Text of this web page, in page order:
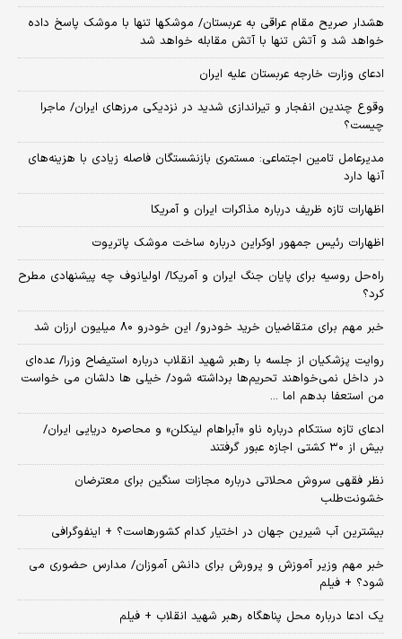
هشدار صریح مقام عراقی به عربستان/ موشکها تنها با موشک پاسخ داده
خواهد شد و آتش تنها با آتش مقابله خواهد شد
ادعای وزارت خارجه عربستان علیه ایران
وقوع چندین انفجار و تیراندازی شدید در نزدیکی مرز‌های ایران/ ماجرا
چیست؟
مدیرعامل تامین اجتماعی: مستمری بازنشستگان فاصله زیادی با هزینه‌های
آنها دارد
اظهارات تازه ظریف درباره مذاکرات ایران و آمریکا
اظهارات رئیس جمهور اوکراین درباره ساخت موشک پاتریوت
راه‌حل روسیه برای پایان جنگ ایران و آمریکا/ اولیانوف چه پیشنهادی مطرح
کرد؟
خبر مهم برای متقاضیان خرید خودرو/ این خودرو ۸۰ میلیون ارزان شد
روایت پزشکیان از جلسه با رهبر شهید انقلاب درباره استیضاح وزرا/ عده‌ای
در داخل نمی‌خواهند تحریم‌ها برداشته شود/ خیلی ها دلشان می خواست
من استعفا بدهم اما ...
ادعای تازه سنتکام درباره ناو «آبراهام لینکلن» و محاصره دریایی ایران/
بیش از ۳۰ کشتی اجازه عبور گرفتند
نظر فقهی سروش محلاتی درباره مجازات سنگین برای معترضان
خشونت‌طلب
بیشترین آب شیرین جهان در اختیار کدام کشورهاست؟ + اینفوگرافی
خبر مهم وزیر آموزش و پرورش برای دانش آموزان/ مدارس حضوری می
شود؟ + فیلم
یک ادعا درباره محل پناهگاه‌ رهبر شهید انقلاب + فیلم